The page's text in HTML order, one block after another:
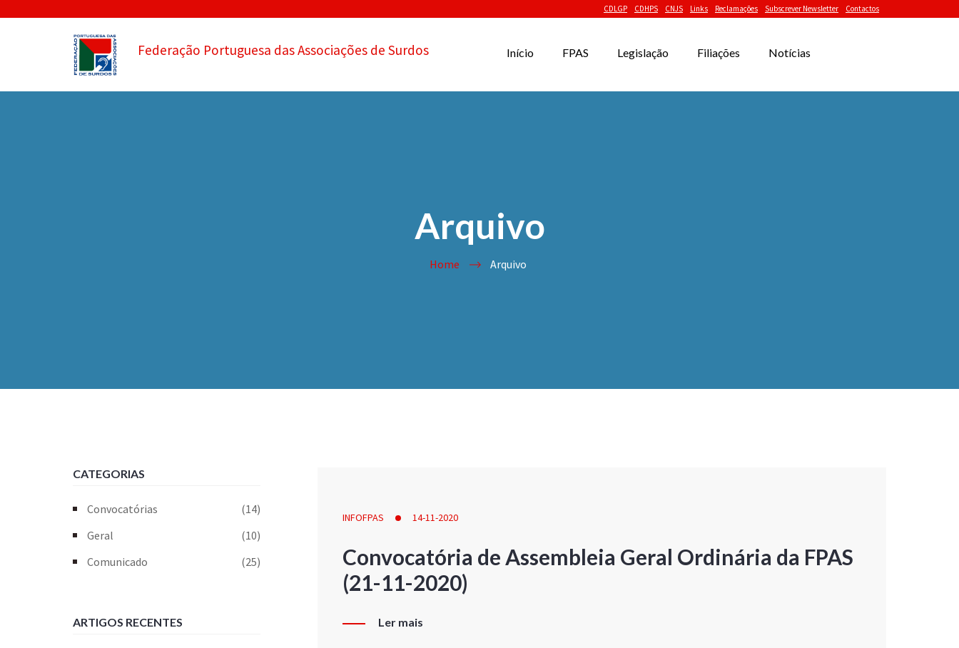
CDLGP CDHPS CNJS Links Reclamações Subscrever Newsletter Contactos
Federação Portuguesa das Associações de Surdos Início FPAS Legislação Filiações Notícias
Arquivo
Home Arquivo
INFOFPAS 14-11-2020
Convocatória de Assembleia Geral Ordinária da FPAS
(21-11-2020)
Ler mais
CATEGORIAS
Convocatórias
(14)
Geral
(10)
Comunicado
(25)
ARTIGOS RECENTES